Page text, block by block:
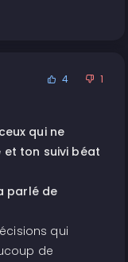
4 1
qui ne
ton suivi béat
parlé de
qui
de